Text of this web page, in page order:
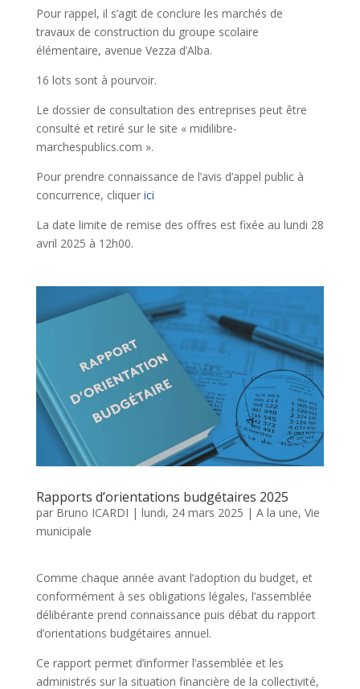
Pour rappel, il s’agit de conclure les marchés de
travaux de construction du groupe scolaire
élémentaire, avenue Vezza d’Alba.
16 lots sont à pourvoir.
Le dossier de consultation des entreprises peut être
consulté et retiré sur le site « midilibre-
marchespublics.com ».
Pour prendre connaissance de l’avis d’appel public à
concurrence, cliquer ici
La date limite de remise des offres est fixée au lundi 28
avril 2025 à 12h00.
Rapports d’orientations budgétaires 2025
par Bruno ICARDI | lundi, 24 mars 2025 | A la une, Vie
municipale
Comme chaque année avant l’adoption du budget, et
conformément à ses obligations légales, l’assemblée
délibérante prend connaissance puis débat du rapport
d’orientations budgétaires annuel.
Ce rapport permet d’informer l’assemblée et les
administrés sur la situation financière de la collectivité,